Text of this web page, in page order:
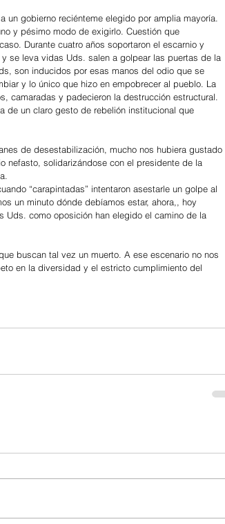
un gobierno reciénteme elegido por amplia mayoría.
y pésimo modo de exigirlo. Cuestión que
Durante cuatro años soportaron el escarnio y
se leva vidas Uds. salen a golpear las puertas de la
son inducidos por esas manos del odio que se
y lo único que hizo en empobrecer al pueblo. La
camaradas y padecieron la destrucción estructural.
de un claro gesto de rebelión institucional que
de desestabilización, mucho nos hubiera gustado
nefasto, solidarizándose con el presidente de la
“carapintadas” intentaron asestarle un golpe al
un minuto dónde debíamos estar, ahora,, hoy
Uds. como oposición han elegido el camino de la
buscan tal vez un muerto. A ese escenario no nos
en la diversidad y el estricto cumplimiento del